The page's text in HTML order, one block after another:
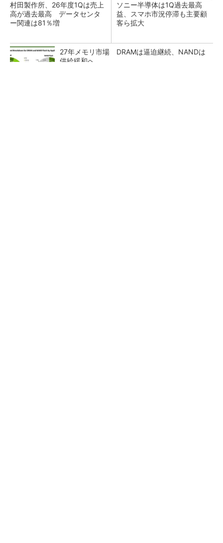
村田製作所、26年度1Qは売上
高が過去最高 データセンタ
ー関連は81％増
ソニー半導体は1Q過去最高
益、スマホ市況停滞も主要顧
客ら拡大
27年メモリ市場 DRAMは逼迫継続、NANDは
供給緩和へ